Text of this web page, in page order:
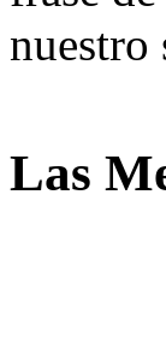
nuestro
Las